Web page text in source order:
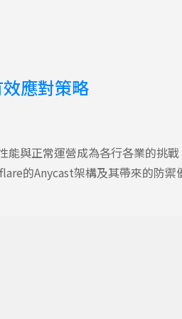
應對策略
與正常運營成為各行各業的挑
的Anycast架構及其帶來的防禦